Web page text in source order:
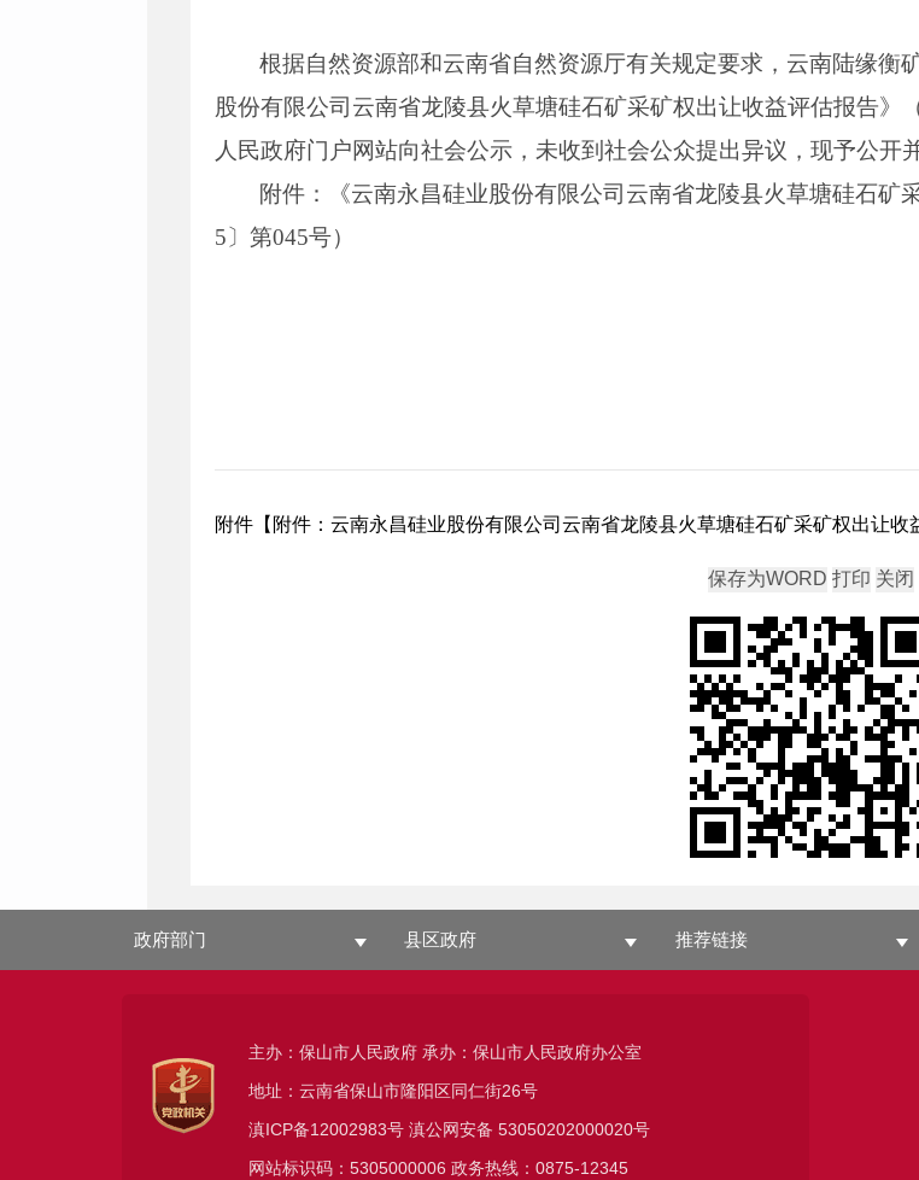
根据自然资源部和云南省自然资源厅有关规定要求，云南陆缘衡
股份有限公司云南省龙陵县火草塘硅石矿采矿权出让收益评估报告》
人民政府门户网站向社会公示，未收到社会公众提出异议，现予公开
附件：《云南永昌硅业股份有限公司云南省龙陵县火草塘硅石矿
5〕第045号）
附件【 附件：云南永昌硅业股份有限公司云南省龙陵县火草塘硅石矿采矿权出让收
政府部门 县区政府 推荐链接
主办：保山市人民政府 承办：保山市人民政府办公室
地址：云南省保山市隆阳区同仁街26号
滇ICP备12002983号滇公网安备 53050202000020号
网站标识码：5305000006 政务热线：0875-12345